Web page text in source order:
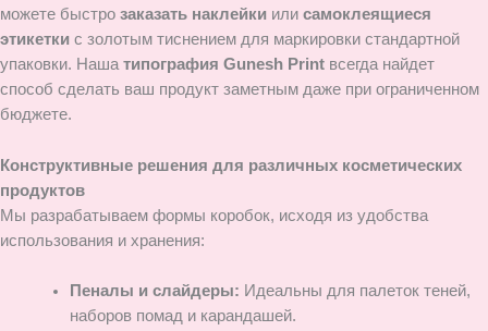
можете быстро заказать наклейки или самоклеящиеся
этикетки с золотым тиснением для маркировки стандартной
упаковки. Нашатипография Gunesh Print всегда найдет
способ сделать ваш продукт заметным даже при ограниченном
бюджете.
Конструктивные решения для различных косметических
продуктов
Мы разрабатываем формы коробок, исходя из удобства
использования и хранения:
Пеналы и слайдеры: Идеальны для палеток теней,
наборов помад и карандашей.